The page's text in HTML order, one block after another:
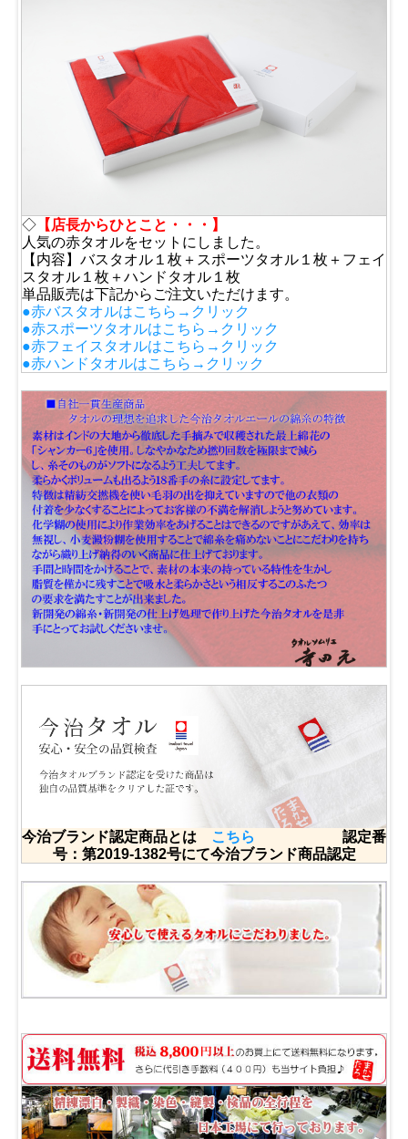
◇ 【店長からひとこと・・・】
人気の赤タオルをセットにしました。
【内容】バスタオル１枚＋スポーツタオル１枚＋フェイ
スタオル１枚＋ハンドタオル１枚
単品販売は下記からご注文いただけます。
●赤バスタオルはこちら→クリック
●赤スポーツタオルはこちら→クリック
●赤フェイスタオルはこちら→クリック
●赤ハンドタオルはこちら→クリック
今治ブランド認定商品とは こちら
認定番
号：第2019-1382号にて今治ブランド商品認定